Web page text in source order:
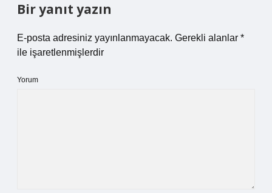
Bir yanıt yazın
E-posta adresiniz yayınlanmayacak. Gerekli alanlar *
ile işaretlenmişlerdir
Yorum